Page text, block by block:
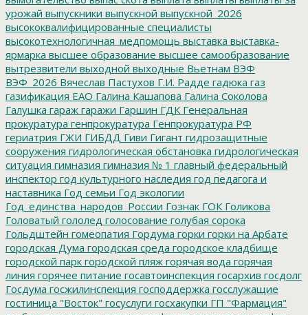
урожай выпускники выпускной выпускной_2026
высококвалифицированные специалисты
высокотехнологичная_медпомощь выставка выставка-
ярмарка высшее образование высшее самообразование
вытрезвители выходной выходные Вьетнам ВЭФ
ВЭФ_2026 Вячеслав Пастухов Г.И. Радде гадюка газ
газификация ЕАО Галина Кашапова Галина Соколова
Галушка гараж гаражи Гаршин ГДК Генеральная
прокуратура генпрокуратура Генпрокуратура РФ
гериатрия ГЖИ ГИБДД Гиви Гигант гидрозащитные
сооружения гидрологическая обстановка гидрологическая
ситуация гимназия гимназия № 1 главный федеральный
инспектор год культурного наследия год педагога и
наставника Год семьи Год экологии
Год_единства_народов_России Гознак ГОК Голикова
Головатый гололед голосование голубая сорока
Гольдштейн гомеопатия Гордума горки горки на Арбате
городская Дума городская среда городское кладбище
городской парк городской пляж горячая вода горячая
линия горячее питание госавтоинспекция госархив госдолг
Госдума госжилинспекция господдержка госслужащие
гостиница "Восток" госуслуги госхакупки ГП "Фармация"